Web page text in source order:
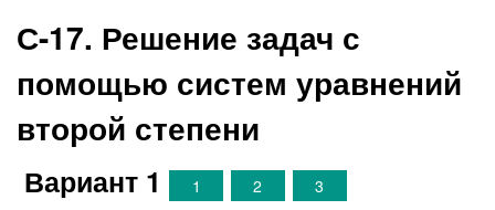
С-17. Решение задач с
помощью систем уравнений
второй степени
Вариант 1 1 2 3